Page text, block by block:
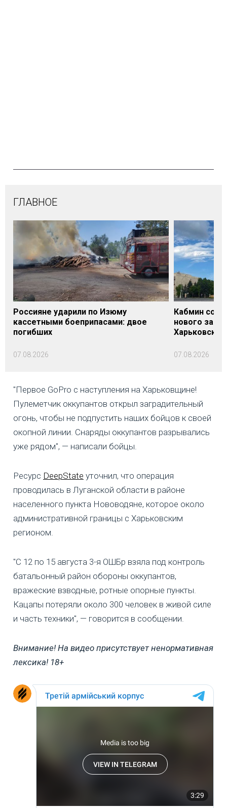
ГЛАВНОЕ
Россияне ударили по Изюму
кассетными боеприпасами: двое
погибших
07.08.2026
Кабмин
нового
07.08.2026
"Первое GoPro с наступления на Харьковщине!
Пулеметчик оккупантов открыл заградительный
огонь, чтобы не подпустить наших бойцов к своей
окопной линии. Снаряды оккупантов разрывались
уже рядом", — написали бойцы.
Ресурс DeepState уточнил, что операция
проводилась в Луганской области в районе
населенного пункта Нововодяне, которое около
административной границы с Харьковским
регионом.
"С 12 по 15 августа 3-я ОШБр взяла под контроль
батальонный район обороны оккупантов,
вражеские взводные, ротные опорные пункты.
Кацапы потеряли около 300 человек в живой силе
и часть техники", — говорится в сообщении.
Внимание! На видео присутствует ненормативная
лексика! 18+